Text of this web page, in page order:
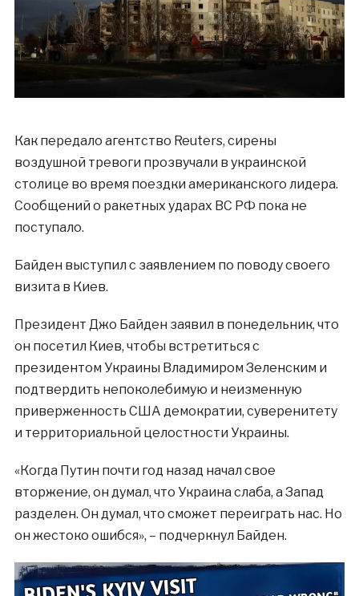
Как передало агентство Reuters, cирены
воздушной тревоги прозвучали в украинской
столице во время поездки американского лидера.
Сообщений о ракетных ударах ВС РФ пока не
поступало.
Байден выступил с заявлением по поводу своего
визита в Киев.
Президент Джо Байден заявил в понедельник, что
он посетил Киев, чтобы встретиться с
президентом Украины Владимиром Зеленским и
подтвердить непоколебимую и неизменную
приверженность США демократии, суверенитету
и территориальной целостности Украины.
«Когда Путин почти год назад начал свое
вторжение, он думал, что Украина слаба, а Запад
разделен. Он думал, что сможет переиграть нас. Но
он жестоко ошибся», – подчеркнул Байден.